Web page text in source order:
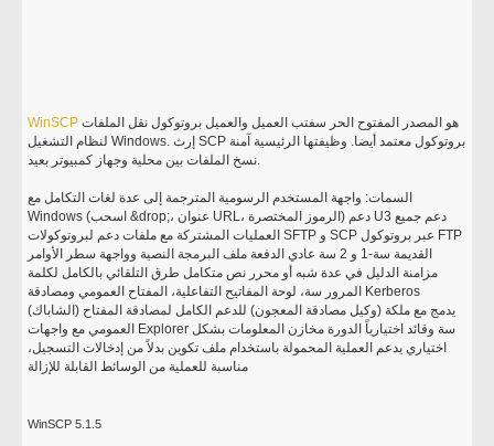
WinSCP هو المصدر المفتوح الحر سفتب العميل والعميل بروتوكول نقل الملفات
لنظام التشغيل Windows. إرث SCP بروتوكول معتمد أيضا. وظيفتها الرئيسية آمنة
نسخ الملفات بين محلية وجهاز كمبيوتر بعيد.
السمات: واجهة المستخدم الرسومية المترجمة إلى عدة لغات التكامل مع
Windows (اسحب &drop;، عنوان URL، الرموز المختصرة) دعم U3 دعم جميع
العمليات المشتركة مع ملفات دعم لبروتوكولات SFTP و SCP عبر بروتوكول FTP
القديمة سة-1 و 2 سة عادي الدفعة ملف البرمجة النصية وواجهة سطر الأوامر
مزامنة الدليل في عدة شبه أو محرر نص متكامل طرق التلقائي بالكامل لكلمة
المرور سة، لوحة المفاتيح التفاعلية، المفتاح العمومي ومصادقة Kerberos
(الشاباك) يدمج مع ملكة (وكيل مصادقة المعجون) للدعم الكامل لمصادقة المفتاح
العمومي مع واجهات Explorer سة وقائد اختيارياً الدورة مخازن المعلومات بشكل
اختياري يدعم العملية المحمولة باستخدام ملف تكوين بدلاً من إدخالات التسجيل،
مناسبة للعملية من الوسائط القابلة للإزالة
WinSCP 5.1.5